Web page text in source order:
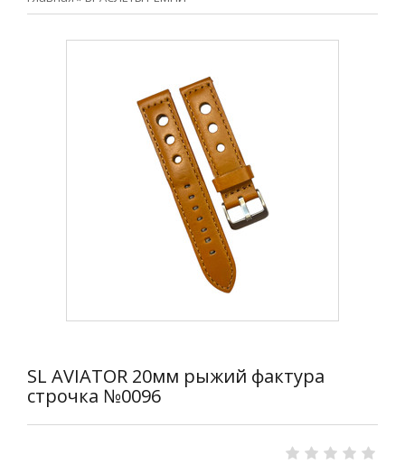
SL AVIATOR 20мм рыжий фактура
строчка №0096